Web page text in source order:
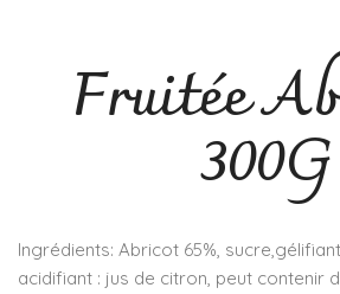
Fruitée
300G
Ingrédients: Abricot 65%,
acidifiant : jus de citron, peut contenir